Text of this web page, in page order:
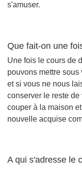
s'amuser.
Que fait-on une
Une fois le cours de
pouvons mettre
et si vous ne nous
conserver le reste
couper à la maison
nouvelle acquise
A qui s'adresse le